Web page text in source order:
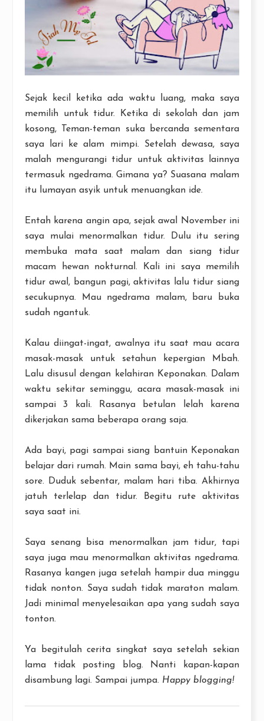
Sejak kecil ketika ada waktu luang, maka saya
memilih untuk tidur. Ketika di sekolah dan jam
kosong, Teman-teman suka bercanda sementara
saya lari ke alam mimpi. Setelah dewasa, saya
malah mengurangi tidur untuk aktivitas lainnya
termasuk ngedrama. Gimana ya? Suasana malam
itu lumayan asyik untuk menuangkan ide.
Entah karena angin apa, sejak awal November ini
saya mulai menormalkan tidur. Dulu itu sering
membuka mata saat malam dan siang tidur
macam hewan nokturnal. Kali ini saya memilih
tidur awal, bangun pagi, aktivitas lalu tidur siang
secukupnya. Mau ngedrama malam, baru buka
sudah ngantuk.
Kalau diingat-ingat, awalnya itu saat mau acara
masak-masak untuk setahun kepergian Mbah.
Lalu disusul dengan kelahiran Keponakan. Dalam
waktu sekitar seminggu, acara masak-masak ini
sampai 3 kali. Rasanya betulan lelah karena
dikerjakan sama beberapa orang saja.
Ada bayi, pagi sampai siang bantuin Keponakan
belajar dari rumah. Main sama bayi, eh tahu-tahu
sore. Duduk sebentar, malam hari tiba. Akhirnya
jatuh terlelap dan tidur. Begitu rute aktivitas
saya saat ini.
Saya senang bisa menormalkan jam tidur, tapi
saya juga mau menormalkan aktivitas ngedrama.
Rasanya kangen juga setelah hampir dua minggu
tidak nonton. Saya sudah tidak maraton malam.
Jadi minimal menyelesaikan apa yang sudah saya
tonton.
Ya begitulah cerita singkat saya setelah sekian
lama tidak posting blog. Nanti kapan-kapan
disambung lagi. Sampai jumpa. Happy blogging!